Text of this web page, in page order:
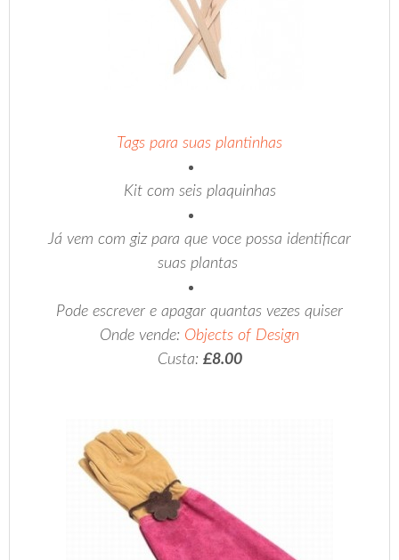
Tags para suas plantinhas
Kit com seis plaquinhas
Já vem com giz para que voce possa identificar
suas plantas
Pode escrever e apagar quantas vezes quiser
Onde vende: Objects of Design
Custa: £8.00